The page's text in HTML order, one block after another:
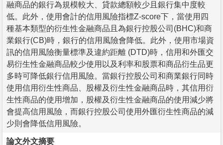
融商品的銀行為規模較大、貸款總額較少且銀行集中度較
低。此外，使用會計的信用風險指標Z-score下，當使用四
種基本類型的衍生性金融商品且為銀行控股公司(BHC)和商
業銀行(CB)時，銀行的信用風險會降低。此外，使用市場資
訊的信用風險衡量標準及違約距離 (DTD)時，信用和外匯交
易衍生性金融商品較少使用以及利率和股票和商品衍生品更
多時可降低銀行信用風險。當銀行控股公司和商業銀行同時
使用信用衍生性商品、股權及衍生性金融商品時，其信用衍
生性商品的使用增加，股權及衍生性金融商品的使用減少將
會提高信用風險，而銀行控股公司使用外匯衍生性商品的減
少則會降低信用風險。
論文外文摘要